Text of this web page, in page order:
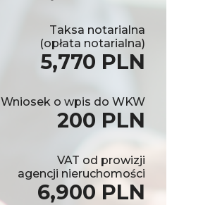
Taksa notarialna
(opłata notarialna)
5,770 PLN
Wniosek o wpis do WKW
200 PLN
VAT od prowizji
agencji nieruchomości
6,900 PLN